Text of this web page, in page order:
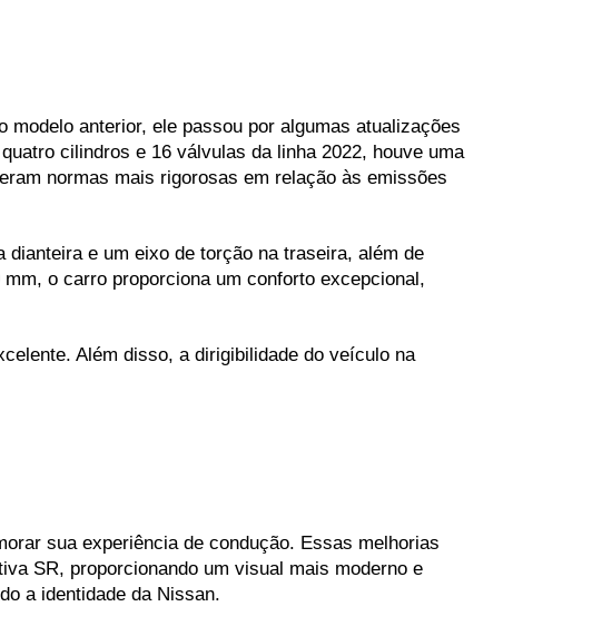
anterior, ele passou por algumas atualizações
cilindros e 16 válvulas da linha 2022, houve uma
normas mais rigorosas em relação às emissões
e um eixo de torção na traseira, além de
o carro proporciona um conforto excepcional,
Além disso, a dirigibilidade do veículo na
sua experiência de condução. Essas melhorias
SR, proporcionando um visual mais moderno e
a identidade da Nissan.